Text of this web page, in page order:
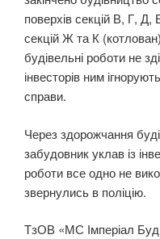
поверхів секцій В, Г, Д,
секцій Ж та К
будівельні роботи не
інвесторів ним
справи.
Через здорожчання
забудовник уклав із
роботи все одно не
звернулись в поліцію.
ТзОВ «МС Імперіал